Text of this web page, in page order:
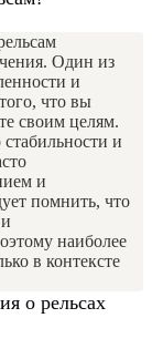
Один из
и
что вы
своим целям.
и
и
помнить, что
наиболее
в контексте
о рельсах